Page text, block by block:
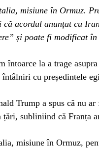
misiune în Ormuz.
acordul anunțat cu
și poate fi modificat în
întoarce la a trage
cu președintele
Trump a spus că nu
subliniind că Franța
misiune în Ormuz,